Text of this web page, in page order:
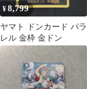
¥8,799
ヤマト ドンカード パラ
レル 金枠 金ドン